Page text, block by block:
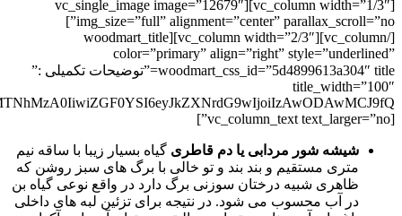
[vc_column width=”1/3″][vc_single_image image=”12679″
img_size=”full” alignment=”center” parallax_scroll=”no”]
[/vc_column][vc_column width=”2/3″][woodmart_title
color=”primary” align=”right” style=”underlined”
woodmart_css_id=”5d4899613a304″ title=”توضیحات تکمیلی :”
title_width=”100″
[vc_column_text text_larger=”no”]
شیشه شور مردابی یا دم قاطری گیاه بسیار زیبا با ساقه نیم
متری مستقیم و بند بند و تو خالی با برگ های سبز روشن که
ظاهری شبیه درختان سوزنی برگ دارد در واقع نوعی گیاه بن
در آب محسوب می شود. در نتیجه برای تزئین لبه های داخلی